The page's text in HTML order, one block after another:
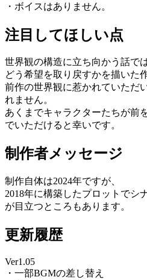
・ボイスはありません。
注目してほしい点
世界観の構造に立ち向かう話で
どう希望を取り戻すかを描いた
前作の世界観に惹かれていただ
れません。
あくまでキャラクターたちが前
でいただけると幸いです。
制作者メッセージ
制作自体は2024年ですが、
2018年に構築したプロットでシ
が目立つところもあります。
更新履歴
Ver1.05
・一部BGMの差し替え